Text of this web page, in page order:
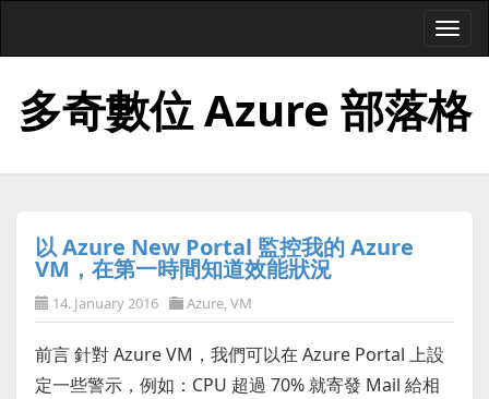
多奇數位 Azure 部落格
以 Azure New Portal 監控我的 Azure
VM，在第一時間知道效能狀況
14. January 2016 Azure,VM
前言 針對 Azure VM，我們可以在 Azure Portal 上設
定一些警示，例如：CPU 超過 70% 就寄發 Mail 給相